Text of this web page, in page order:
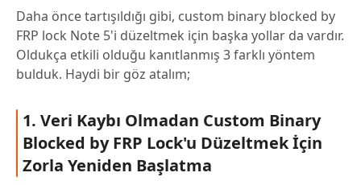
Daha önce tartışıldığı gibi, custom binary blocked by
FRP lock Note 5'i düzeltmek için başka yollar da vardır.
Oldukça etkili olduğu kanıtlanmış 3 farklı yöntem
bulduk. Haydi bir göz atalım;
1. Veri Kaybı Olmadan Custom Binary
Blocked by FRP Lock'u Düzeltmek İçin
Zorla Yeniden Başlatma